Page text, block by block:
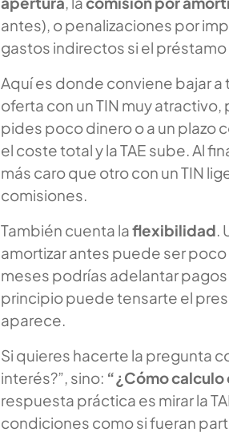
antes), o penalizaciones por
gastos indirectos si el
Aquí es donde conviene bajar
oferta con un TIN muy
pides poco dinero o a un plazo
el coste total y la TAE sube. Al
más caro que otro con un TIN
comisiones.
También cuenta laflexibilidad.
amortizar antes puede ser
meses podrías adelantar
principio puede tensarte el
aparece.
Si quieres hacerte la pregunta
interés?”, sino: “¿Cómo
respuesta práctica es mirar la
condiciones como si fueran